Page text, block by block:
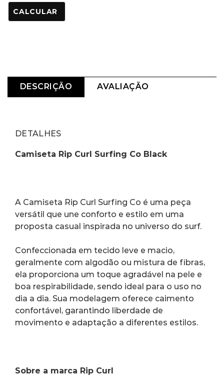
DESCRIÇÃO AVALIAÇÃO
DETALHES
Camiseta Rip Curl Surfing Co Black
A Camiseta Rip Curl Surfing Co é uma peça
versátil que une conforto e estilo em uma
proposta casual inspirada no universo do surf.
Confeccionada em tecido leve e macio,
geralmente com algodão ou mistura de fibras,
ela proporciona um toque agradável na pele e
boa respirabilidade, sendo ideal para o uso no
dia a dia. Sua modelagem oferece caimento
confortável, garantindo liberdade de
movimento e adaptação a diferentes estilos.
Sobre a marca Rip Curl